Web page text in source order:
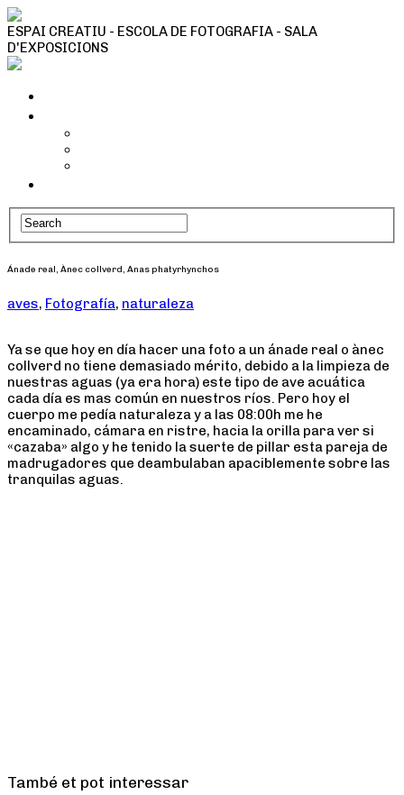
ESPAI CREATIU - ESCOLA DE FOTOGRAFIA - SALA
D'EXPOSICIONS
Ánade real, Ànec collverd, Anas phatyrhynchos
aves, Fotografía, naturaleza
Ya se que hoy en día hacer una foto a un ánade real o ànec
collverd no tiene demasiado mérito, debido a la limpieza de
nuestras aguas (ya era hora) este tipo de ave acuática
cada día es mas común en nuestros ríos. Pero hoy el
cuerpo me pedía naturaleza y a las 08:00h me he
encaminado, cámara en ristre, hacia la orilla para ver si
«cazaba» algo y he tenido la suerte de pillar esta pareja de
madrugadores que deambulaban apaciblemente sobre las
tranquilas aguas.
També et pot interessar